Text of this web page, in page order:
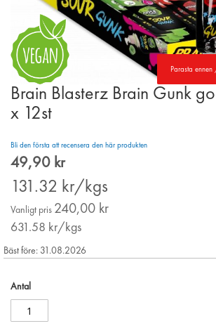
Parasta
Skip
the
of
the
gallery
Brain Blasterz Brain Gunk
x 12st
Bli den första att recensera den här produkten
Special
49,90 kr
131.32 kr/kgs
Vanligt pris 240,00 kr
631.58 kr/kgs
Bäst före: 31.08.2026
Antal